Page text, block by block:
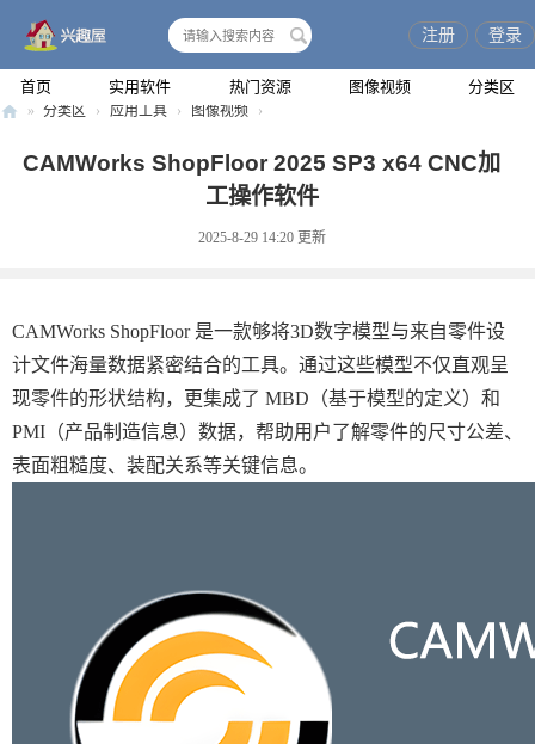
首页 实用软件 热门资源 图像视频 分类区
注册 登录
» 分类区 › 应用工具 › 图像视频 ›
CAMWorks ShopFloor 2025 SP3 x64 CNC加
工操作软件
2025-8-29 14:20 更新
CAMWorks ShopFloor 是一款够将3D数字模型与来自零件设
计文件海量数据紧密结合的工具。通过这些模型不仅直观呈
现零件的形状结构，更集成了 MBD（基于模型的定义）和
PMI（产品制造信息）数据，帮助用户了解零件的尺寸公差、
表面粗糙度、装配关系等关键信息。